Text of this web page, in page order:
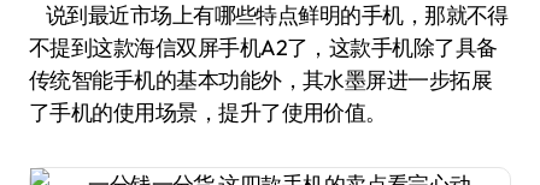
说到最近市场上有哪些特点鲜明的手机，那就不得
不提到这款海信双屏手机A2了，这款手机除了具备
传统智能手机的基本功能外，其水墨屏进一步拓展
了手机的使用场景，提升了使用价值。